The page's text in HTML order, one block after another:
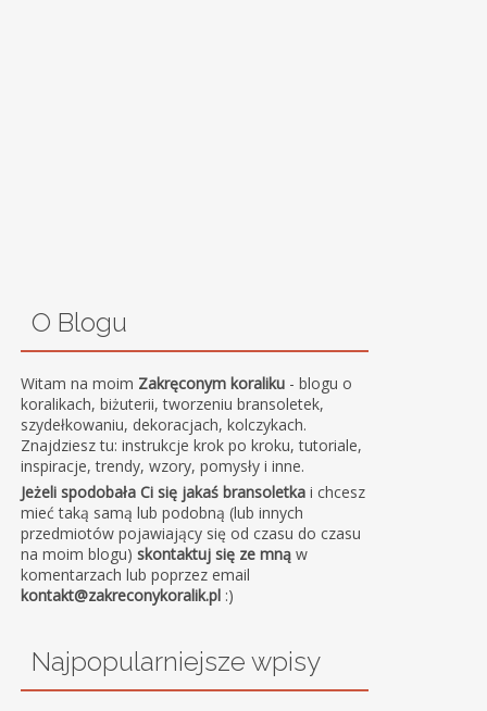
O Blogu
Witam na moim Zakręconym koraliku - blogu o
koralikach, biżuterii, tworzeniu bransoletek,
szydełkowaniu, dekoracjach, kolczykach.
Znajdziesz tu: instrukcje krok po kroku, tutoriale,
inspiracje, trendy, wzory, pomysły i inne.
Jeżeli spodobała Ci się jakaś bransoletka i chcesz
mieć taką samą lub podobną (lub innych
przedmiotów pojawiający się od czasu do czasu
na moim blogu)skontaktuj się ze mną w
komentarzach lub poprzez email
kontakt@zakreconykoralik.pl :)
Najpopularniejsze wpisy